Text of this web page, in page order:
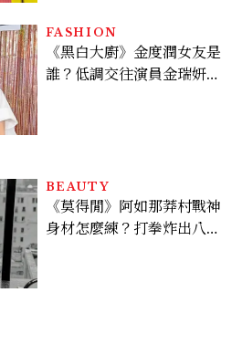
FASHION
《黑白大廚》金度潤女友是
誰？低調交往演員金瑞妍、
BEAUTY
《莫得閒》阿如那莽村戰神
身材怎麼練？打拳炸出八塊